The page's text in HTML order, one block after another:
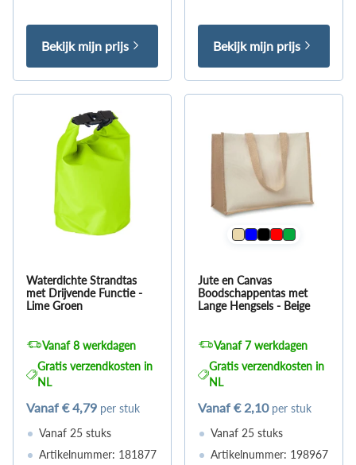
Bekijk mijn prijs Bekijk mijn prijs
Waterdichte Strandtas
met Drijvende Functie -
Lime Groen
Vanaf 8 werkdagen
Gratis verzendkosten in
NL
Vanaf € 4,79 per stuk
Vanaf 25 stuks
Artikelnummer: 181877
Jute en Canvas
Boodschappentas met
Lange Hengsels - Beige
Vanaf 7 werkdagen
Gratis verzendkosten in
NL
Vanaf € 2,10 per stuk
Vanaf 25 stuks
Artikelnummer: 198967